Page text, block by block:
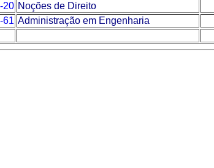
20 Noções de Direito
61 Administração em Engenharia